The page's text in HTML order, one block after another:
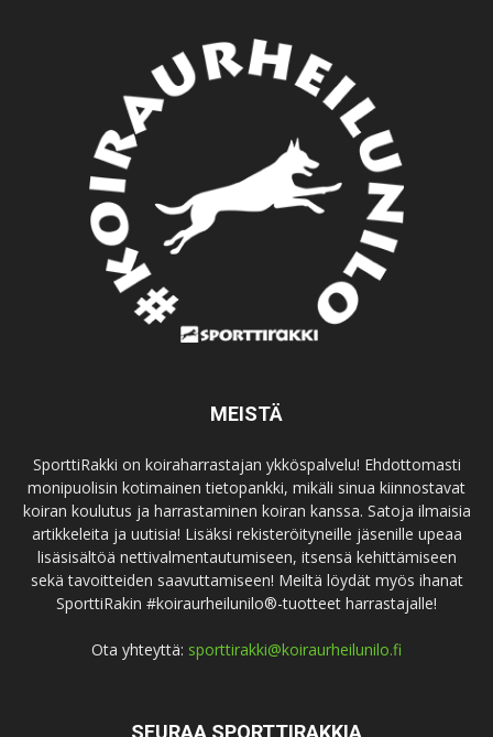
MEISTÄ
SporttiRakki on koiraharrastajan ykköspalvelu! Ehdottomasti
monipuolisin kotimainen tietopankki, mikäli sinua kiinnostavat
koiran koulutus ja harrastaminen koiran kanssa. Satoja ilmaisia
artikkeleita ja uutisia! Lisäksi rekisteröityneille jäsenille upeaa
lisäsisältöä nettivalmentautumiseen, itsensä kehittämiseen
sekä tavoitteiden saavuttamiseen! Meiltä löydät myös ihanat
SporttiRakin #koiraurheilunilo®-tuotteet harrastajalle!
Ota yhteyttä: sporttirakki@koiraurheilunilo.fi
SEURAA SPORTTIRAKKIA